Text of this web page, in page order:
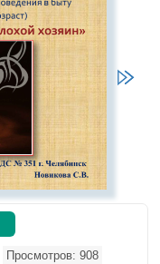
Просмотров: 908